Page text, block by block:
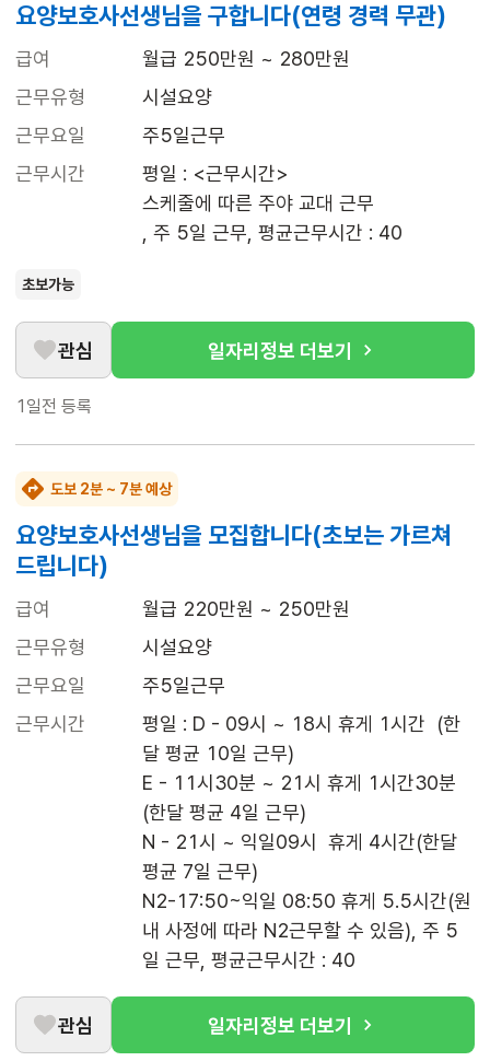
요양보호사선생님을 구합니다(연령 경력 무관)
급여
월급 250만원 ~ 280만원
근무유형
시설요양
근무요일
주5일근무
근무시간
평일 : <근무시간>
스케줄에 따른 주야 교대 근무
, 주 5일 근무, 평균근무시간 : 40
초보가능
관심 일자리정보 더보기
1일전 등록
도보 2분 ~ 7분 예상
요양보호사선생님을 모집합니다(초보는 가르쳐
드립니다)
급여
월급 220만원 ~ 250만원
근무유형
시설요양
근무요일
주5일근무
근무시간
평일 : D - 09시 ~ 18시 휴게 1시간  (한
달 평균 10일 근무)
E - 11시30분 ~ 21시 휴게 1시간30분
(한달 평균 4일 근무)
N - 21시 ~ 익일09시  휴게 4시간(한달
평균 7일 근무)
N2-17:50~익일 08:50 휴게 5.5시간(원
내 사정에 따라 N2근무할 수 있음), 주 5
일 근무, 평균근무시간 : 40
관심 일자리정보 더보기